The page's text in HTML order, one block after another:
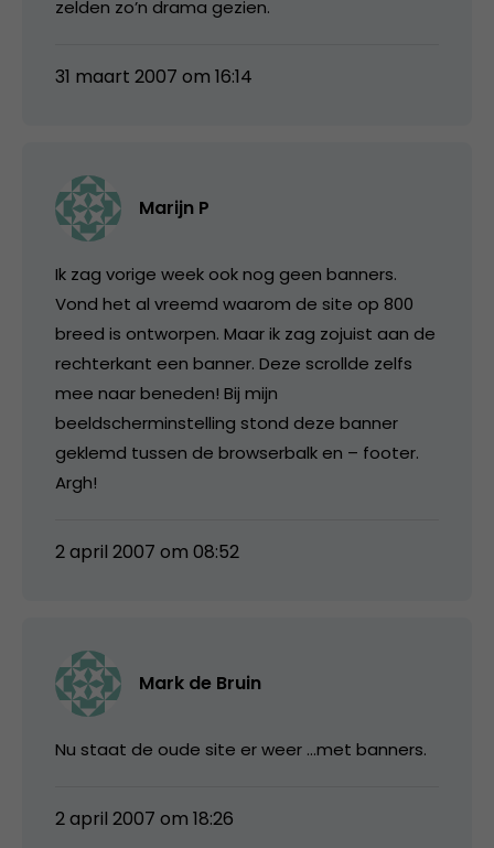
zelden zo’n drama gezien.
31 maart 2007 om 16:14
Marijn P
Ik zag vorige week ook nog geen banners.
Vond het al vreemd waarom de site op 800
breed is ontworpen. Maar ik zag zojuist aan de
rechterkant een banner. Deze scrollde zelfs
mee naar beneden! Bij mijn
beeldscherminstelling stond deze banner
geklemd tussen de browserbalk en – footer.
Argh!
2 april 2007 om 08:52
Mark de Bruin
Nu staat de oude site er weer …met banners.
2 april 2007 om 18:26